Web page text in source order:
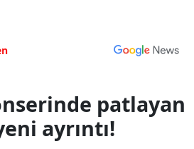
patlayan
ayrıntı!